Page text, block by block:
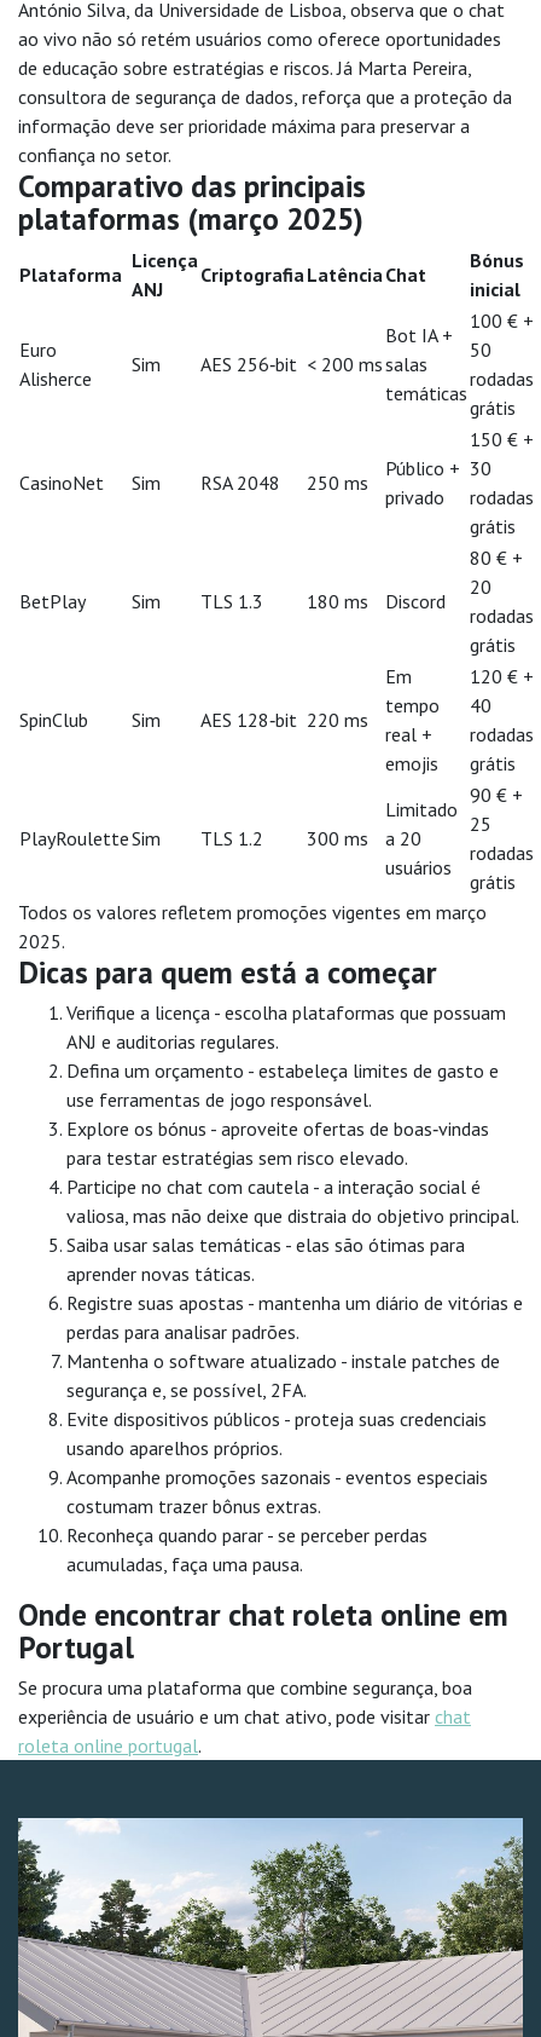
António Silva, da Universidade de Lisboa, observa que o chat
ao vivo não só retém usuários como oferece oportunidades
de educação sobre estratégias e riscos. Já Marta Pereira,
consultora de segurança de dados, reforça que a proteção da
informação deve ser prioridade máxima para preservar a
confiança no setor.
Comparativo das principais
plataformas (março 2025)
Plataforma
Licença
ANJ
Criptografia Latência Chat
Bónus
inicial
Euro
Alisherce
Sim AES 256‑bit < 200 ms
Bot IA +
salas
temáticas
100 € +
50
rodadas
grátis
CasinoNet Sim RSA 2048 250 ms
Público +
privado
150 € +
30
rodadas
grátis
BetPlay Sim TLS 1.3 180 ms Discord
80 € +
20
rodadas
grátis
SpinClub Sim AES 128‑bit 220 ms
Em
tempo
real +
emojis
120 € +
40
rodadas
grátis
PlayRouletteSim TLS 1.2 300 ms
Limitado
a 20
usuários
90 € +
25
rodadas
grátis
Todos os valores refletem promoções vigentes em março
2025.
Dicas para quem está a começar
Verifique a licença - escolha plataformas que possuam
ANJ e auditorias regulares.
Defina um orçamento - estabeleça limites de gasto e
use ferramentas de jogo responsável.
Explore os bónus - aproveite ofertas de boas‑vindas
para testar estratégias sem risco elevado.
Participe no chat com cautela - a interação social é
valiosa, mas não deixe que distraia do objetivo principal.
Saiba usar salas temáticas - elas são ótimas para
aprender novas táticas.
Registre suas apostas - mantenha um diário de vitórias e
perdas para analisar padrões.
Mantenha o software atualizado - instale patches de
segurança e, se possível, 2FA.
Evite dispositivos públicos - proteja suas credenciais
usando aparelhos próprios.
Acompanhe promoções sazonais - eventos especiais
costumam trazer bônus extras.
Reconheça quando parar - se perceber perdas
acumuladas, faça uma pausa.
Onde encontrar chat roleta online em
Portugal
Se procura uma plataforma que combine segurança, boa
experiência de usuário e um chat ativo, pode visitar chat
roleta online portugal.